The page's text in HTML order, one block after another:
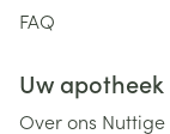
FAQ
Uw apotheek
Over ons Nuttige